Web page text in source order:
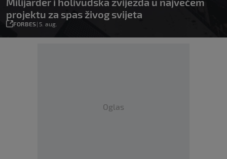
projektu za spas živog svijeta
FORBES| 5. aug.
Oglas